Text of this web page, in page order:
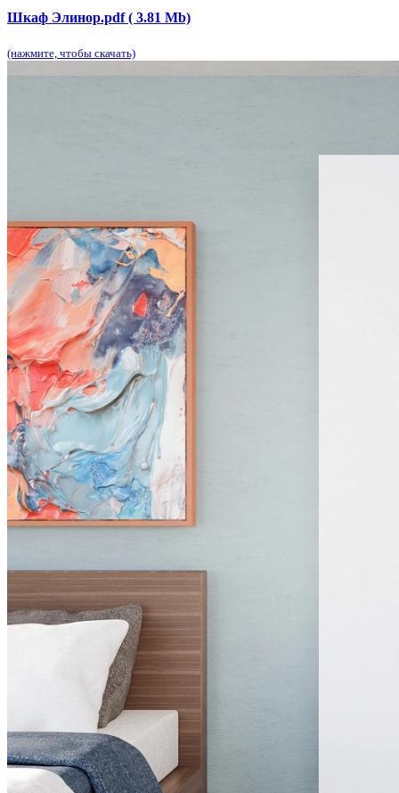
Шкаф Элинор.pdf ( 3.81 Mb)
(нажмите, чтобы скачать)